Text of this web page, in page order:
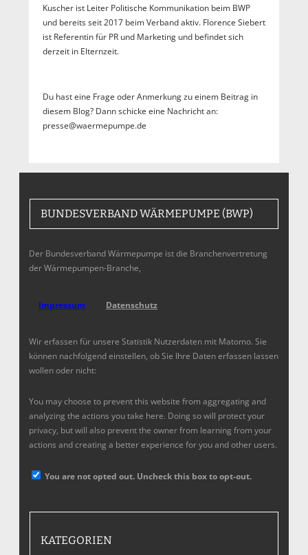
Kuscher ist Leiter Politische Kommunikation beim BWP
und bereits seit 2017 beim Verband aktiv. Florence Siebert
ist Referentin für PR und Marketing und befindet sich
derzeit in Elternzeit.
Du hast eine Frage oder Anmerkung zu einem Beitrag in
diesem Blog? Dann schicke eine Nachricht an:
presse@waermepumpe.de
BUNDESVERBAND WÄRMEPUMPE (BWP)
Der Bundesverband Wärmepumpe ist die Branchenvertretung
der Wärmepumpen-Branche,
Impressum Datenschutz
Wir erfassen für unsere Statistik Nutzerdaten mit Matomo. Sie
können nachfolgend einstellen, ob Sie Ihre Daten erfassen lassen
wollen oder nicht:
You may choose to prevent this website from aggregating and
analyzing the actions you take here. Doing so will protect your
privacy, but will also prevent the owner from learning from your
actions and creating a better experience for you and other users.
You are not opted out. Uncheck this box to opt-out.
KATEGORIEN